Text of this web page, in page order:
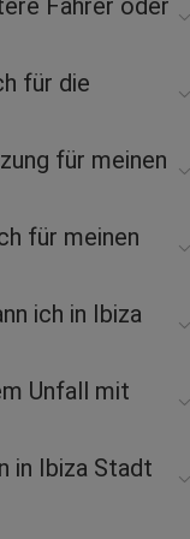
Fahrer oder
für die
für meinen
für meinen
ich in Ibiza
Unfall mit
in Ibiza Stadt